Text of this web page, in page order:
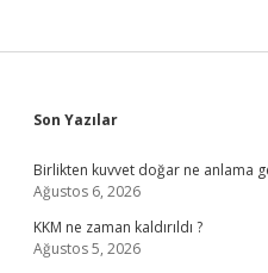
Sidebar
Son Yazılar
Birlikten kuvvet doğar ne anlama
Ağustos 6, 2026
KKM ne zaman kaldırıldı ?
Ağustos 5, 2026